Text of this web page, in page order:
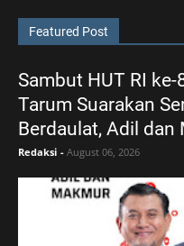
Featured Post
Sambut HUT RI
Tarum Suarakan
Berdaulat, Adil dan
Redaksi - August 06, 2026